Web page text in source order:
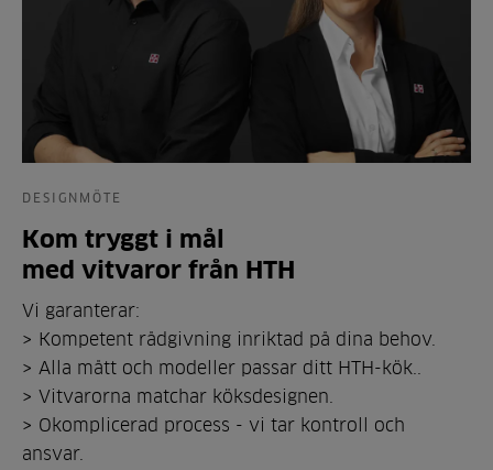
DESIGNMÖTE
Kom tryggt i mål
med vitvaror från HTH
Vi garanterar:
> Kompetent rådgivning inriktad på dina behov.
> Alla mått och modeller passar ditt HTH-kök..
> Vitvarorna matchar köksdesignen.
> Okomplicerad process - vi tar kontroll och
ansvar.